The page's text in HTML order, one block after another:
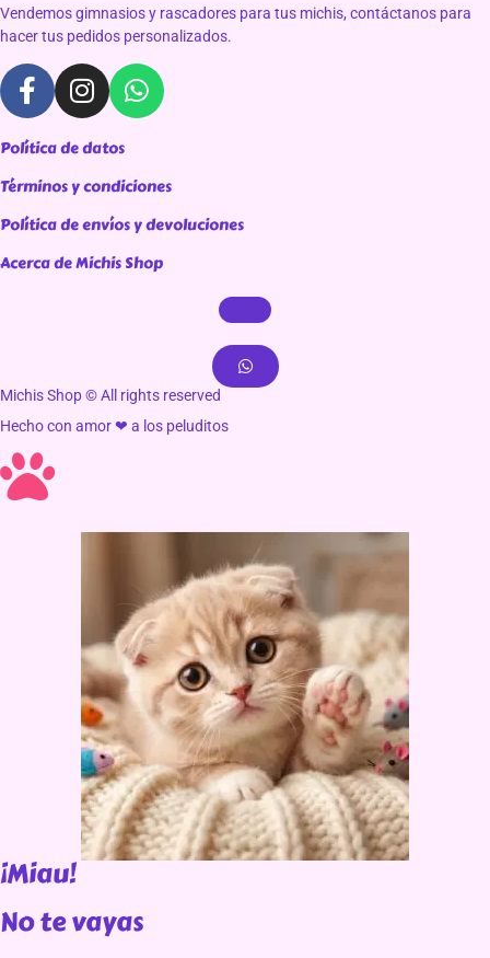
Vendemos gimnasios y rascadores para tus michis, contáctanos para
hacer tus pedidos personalizados.
Política de datos
Términos y condiciones
Política de envíos y devoluciones
Acerca de Michis Shop
Michis Shop © All rights reserved
Hecho con amor ❤ a los peluditos
¡Miau!
No te vayas